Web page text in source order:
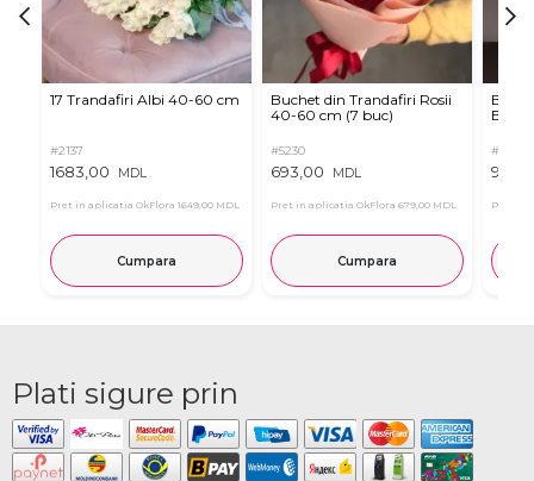
17 Trandafiri Albi 40-60 cm
#2137
1683,00 MDL
Pret in aplicatia OkFlora 1649,00 MDL
Cumpara
Buchet din Trandafiri Rosii
40-60 cm (7 buc)
#5230
693,00 MDL
Pret in aplicatia OkFlora 679,00 MDL
Cumpara
#5160
Pret in
Plati sigure prin